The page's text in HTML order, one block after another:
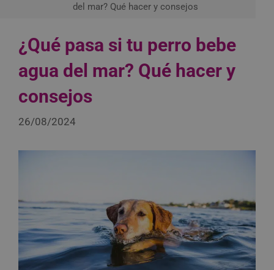
del mar? Qué hacer y consejos
¿Qué pasa si tu perro bebe
agua del mar? Qué hacer y
consejos
26/08/2024